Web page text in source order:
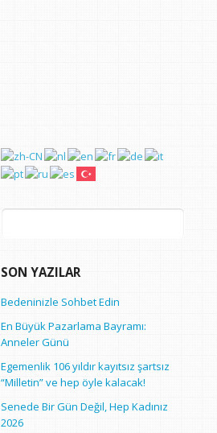
Arama:
SON YAZILAR
Bedeninizle Sohbet Edin
En Büyük Pazarlama Bayramı:
Anneler Günü
Egemenlik 106 yıldır kayıtsız şartsız
“Milletin” ve hep öyle kalacak!
Senede Bir Gün Değil, Hep Kadınız
2026